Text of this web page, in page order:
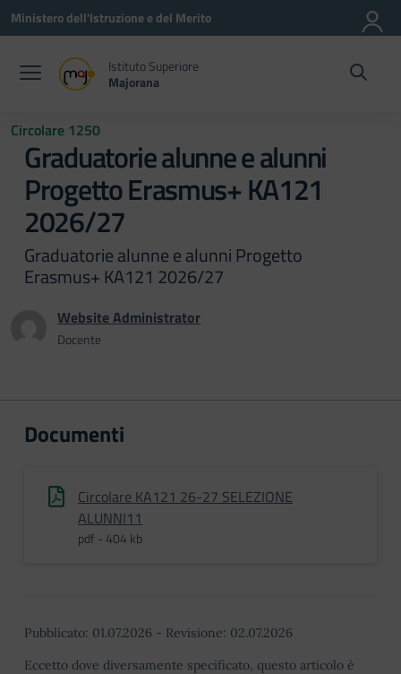
Vai ai contenuti
Vai al menu di navigazione
Vai al footer
Ministero dell'Istruzione e del Merito
Istituto Superiore
Majorana
Circolare 1250
Graduatorie alunne e alunni
Progetto Erasmus+ KA121
2026/27
Graduatorie alunne e alunni Progetto
Erasmus+ KA121 2026/27
Website Administrator
Docente
Documenti
Circolare KA121 26-27 SELEZIONE
ALUNNI11
pdf - 404 kb
Pubblicato: 01.07.2026 - Revisione: 02.07.2026
Eccetto dove diversamente specificato, questo articolo è